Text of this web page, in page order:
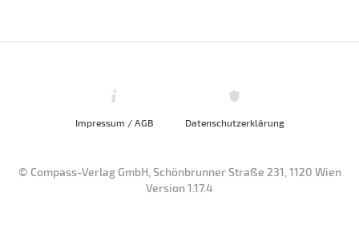
Impressum / AGB Datenschutzerklärung
© Compass-Verlag GmbH, Schönbrunner Straße 231, 1120 Wien
Version 1.17.4